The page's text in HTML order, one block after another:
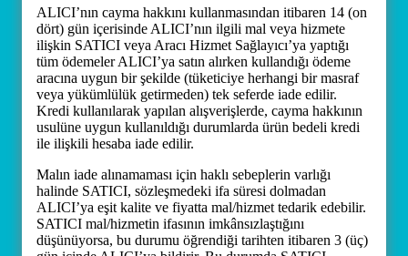
ALICI’nın cayma hakkını kullanmasından itibaren 14 (on
dört) gün içerisinde ALICI’nın ilgili mal veya hizmete
ilişkin SATICI veya Aracı Hizmet Sağlayıcı’ya yaptığı
tüm ödemeler ALICI’ya satın alırken kullandığı ödeme
aracına uygun bir şekilde (tüketiciye herhangi bir masraf
veya yükümlülük getirmeden) tek seferde iade edilir.
Kredi kullanılarak yapılan alışverişlerde, cayma hakkının
usulüne uygun kullanıldığı durumlarda ürün bedeli kredi
ile ilişkili hesaba iade edilir.
Malın iade alınamaması için haklı sebeplerin varlığı
halinde SATICI, sözleşmedeki ifa süresi dolmadan
ALICI’ya eşit kalite ve fiyatta mal/hizmet tedarik edebilir.
SATICI mal/hizmetin ifasının imkânsızlaştığını
düşünüyorsa, bu durumu öğrendiği tarihten itibaren 3 (üç)